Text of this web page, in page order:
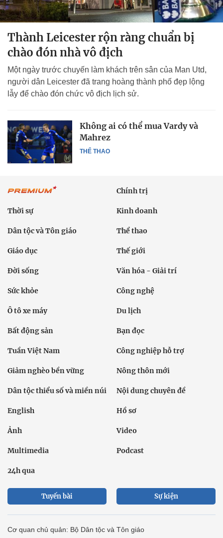
Thành Leicester rộn ràng chuẩn bị
chào đón nhà vô địch
Một ngày trước chuyến làm khách trên sân của Man Utd,
người dân Leicester đã trang hoàng thành phố đẹp lộng
lẫy để chào đón chức vô địch lịch sử.
THỂ THAO
Không ai có thể mua Vardy và
Mahrez
Chính trị
Thời sự Kinh doanh
Dân tộc và Tôn giáo Thể thao
Giáo dục Thế giới
Đời sống Văn hóa - Giải trí
Sức khỏe Công nghệ
Ô tô xe máy Du lịch
Bất động sản Bạn đọc
Tuần Việt Nam Công nghiệp hỗ trợ
Giảm nghèo bền vững Nông thôn mới
Dân tộc thiểu số và miền núi Nội dung chuyên đề
English Hồ sơ
Ảnh Video
Multimedia Podcast
24h qua
Tuyến bài Sự kiện
Cơ quan chủ quản: Bộ Dân tộc và Tôn giáo